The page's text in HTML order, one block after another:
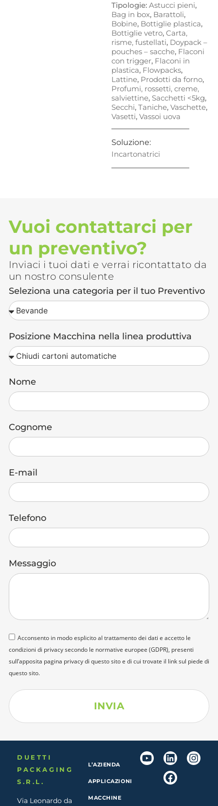
Tipologie: Astucci pieni,
Bag in box, Barattoli,
Bobine, Bottiglie plastica,
Bottiglie vetro, Carta,
risme, fustellati, Doypack –
pouches – sacche, Flaconi
con trigger, Flaconi in
plastica, Flowpacks,
Lattine, Prodotti da forno,
Profumi, rossetti, creme,
salviettine, Sacchetti <5kg,
Secchi, Taniche, Vaschette,
Vasetti, Vassoi uova
Soluzione:
Incartonatrici
Vuoi contattarci per
un preventivo?
Inviaci i tuoi dati e verrai ricontattato da
un nostro consulente
Seleziona una categoria per il tuo Preventivo
Posizione Macchina nella linea produttiva
Nome
Cognome
E-mail
Telefono
Messaggio
Acconsento in modo esplicito al trattamento dei dati e accetto le
condizioni di privacy secondo le normative europee (GDPR), presenti
sull’apposita pagina privacydi questo sito e di cui trovate il link sul piede di
questo sito.
INVIA
DUETTI
PACKAGING
S.R.L.
Via Leonardo da
L’AZIENDA
APPLICAZIONI
MACCHINE